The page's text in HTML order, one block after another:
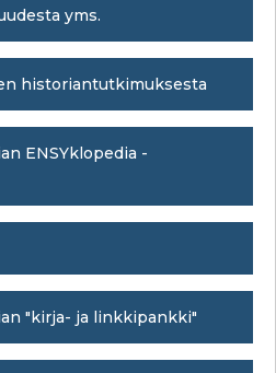
yms.
historiantutkimuksesta
ENSYklopedia -
"kirja- ja linkkipankki"